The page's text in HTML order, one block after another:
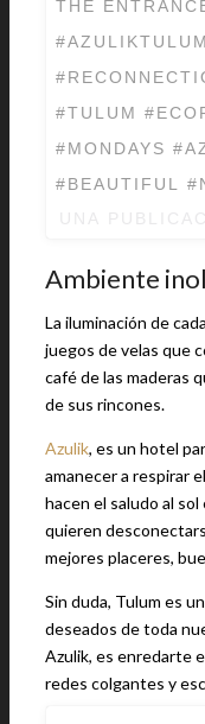
THE
#AZULIKTULUM
#TULUM
#MONDAYS
#BEAUTIFUL
Ambiente
La iluminación de
juegos de velas que
café de las maderas
de sus rincones.
Azulik, es un hotel
amanecer a respirar
hacen el saludo al
quieren
mejores placeres,
Sin duda, Tulum es
deseados de toda
Azulik, es enredarte
redes colgantes y